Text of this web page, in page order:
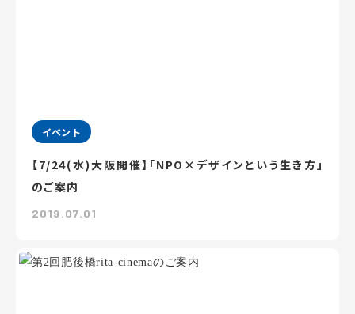
イベント
【7/24(水)大阪開催】「NPO×デザインという生き方」
のご案内
2019.07.01